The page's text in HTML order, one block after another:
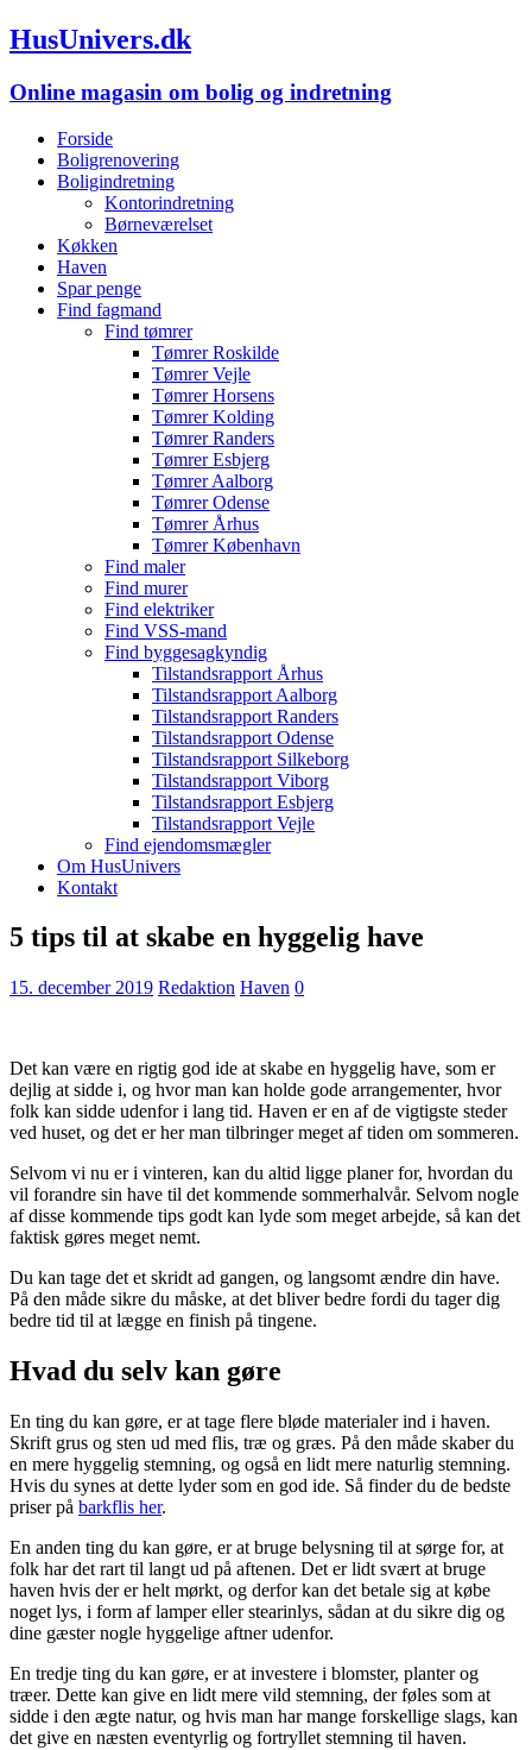
HusUnivers.dk
Online magasin om bolig og indretning
Forside
Boligrenovering
Boligindretning
Kontorindretning
Børneværelset
Køkken
Haven
Spar penge
Find fagmand
Find tømrer
Tømrer Roskilde
Tømrer Vejle
Tømrer Horsens
Tømrer Kolding
Tømrer Randers
Tømrer Esbjerg
Tømrer Aalborg
Tømrer Odense
Tømrer Århus
Tømrer København
Find maler
Find murer
Find elektriker
Find VSS-mand
Find byggesagkyndig
Tilstandsrapport Århus
Tilstandsrapport Aalborg
Tilstandsrapport Randers
Tilstandsrapport Odense
Tilstandsrapport Silkeborg
Tilstandsrapport Viborg
Tilstandsrapport Esbjerg
Tilstandsrapport Vejle
Find ejendomsmægler
Om HusUnivers
Kontakt
5 tips til at skabe en hyggelig have
15. december 2019 Redaktion Haven 0
Det kan være en rigtig god ide at skabe en hyggelig have, som er
dejlig at sidde i, og hvor man kan holde gode arrangementer, hvor
folk kan sidde udenfor i lang tid. Haven er en af de vigtigste steder
ved huset, og det er her man tilbringer meget af tiden om sommeren.
Selvom vi nu er i vinteren, kan du altid ligge planer for, hvordan du
vil forandre sin have til det kommende sommerhalvår. Selvom nogle
af disse kommende tips godt kan lyde som meget arbejde, så kan det
faktisk gøres meget nemt.
Du kan tage det et skridt ad gangen, og langsomt ændre din have.
På den måde sikre du måske, at det bliver bedre fordi du tager dig
bedre tid til at lægge en finish på tingene.
Hvad du selv kan gøre
En ting du kan gøre, er at tage flere bløde materialer ind i haven.
Skrift grus og sten ud med flis, træ og græs. På den måde skaber du
en mere hyggelig stemning, og også en lidt mere naturlig stemning.
Hvis du synes at dette lyder som en god ide. Så finder du de bedste
priser på barkflis her.
En anden ting du kan gøre, er at bruge belysning til at sørge for, at
folk har det rart til langt ud på aftenen. Det er lidt svært at bruge
haven hvis der er helt mørkt, og derfor kan det betale sig at købe
noget lys, i form af lamper eller stearinlys, sådan at du sikre dig og
dine gæster nogle hyggelige aftner udenfor.
En tredje ting du kan gøre, er at investere i blomster, planter og
træer. Dette kan give en lidt mere vild stemning, der føles som at
sidde i den ægte natur, og hvis man har mange forskellige slags, kan
det give en næsten eventyrlig og fortryllet stemning til haven.